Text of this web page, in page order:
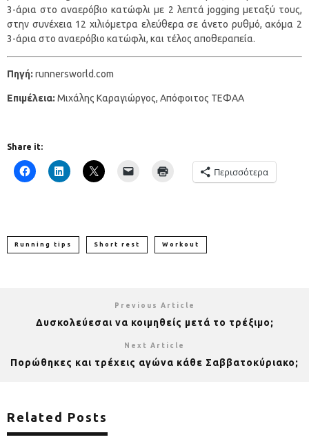
3-άρια στο αναερόβιο κατώφλι με 2 λεπτά jogging μεταξύ τους,
στην συνέχεια 12 χιλιόμετρα ελεύθερα σε άνετο ρυθμό, ακόμα 2
3-άρια στο αναερόβιο κατώφλι, και τέλος αποθεραπεία.
Πηγή: runnersworld.com
Επιμέλεια: Μιχάλης Καραγιώργος, Απόφοιτος ΤΕΦΑΑ
Share it:
Περισσότερα
Running tips Short rest Workout
Previous Article
Δυσκολεύεσαι να κοιμηθείς μετά το τρέξιμο;
Next Article
Πορώθηκες και τρέχεις αγώνα κάθε Σαββατοκύριακο;
Related Posts